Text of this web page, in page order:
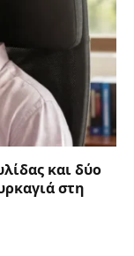
και δύο
στη